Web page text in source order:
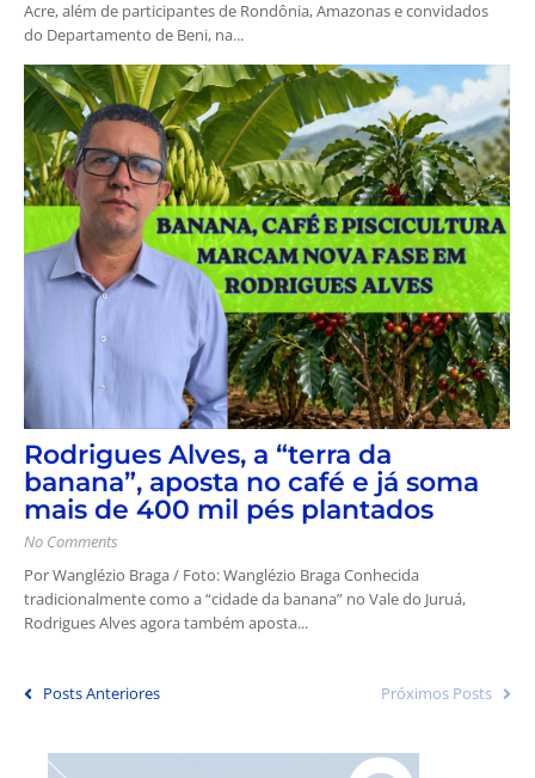
Acre, além de participantes de Rondônia, Amazonas e convidados
do Departamento de Beni, na...
Rodrigues Alves, a “terra da
banana”, aposta no café e já soma
mais de 400 mil pés plantados
No Comments
Por Wanglézio Braga / Foto: Wanglézio Braga Conhecida
tradicionalmente como a “cidade da banana” no Vale do Juruá,
Rodrigues Alves agora também aposta...
Posts Anteriores Próximos Posts